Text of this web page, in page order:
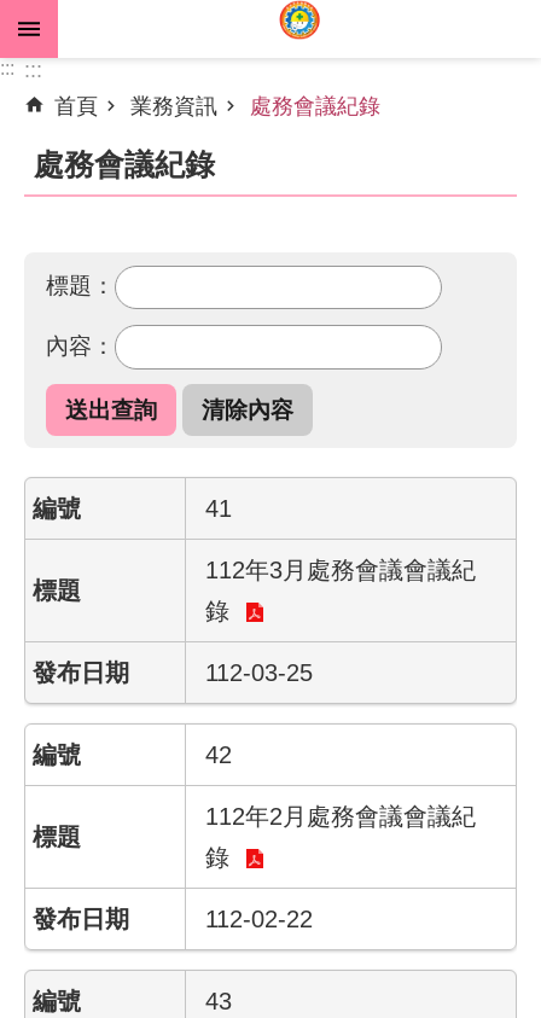
跳到主要內容區塊
進
搜
尋
告
訊
關
介
紹
業
訊
線
上
務
絡
資
訊
::: :::
首頁
業務資訊 處務會議紀錄
處務會議紀錄
標題：
內容：
41
112年3月處務會議會議紀
錄
112-03-25
42
112年2月處務會議會議紀
錄
112-02-22
43